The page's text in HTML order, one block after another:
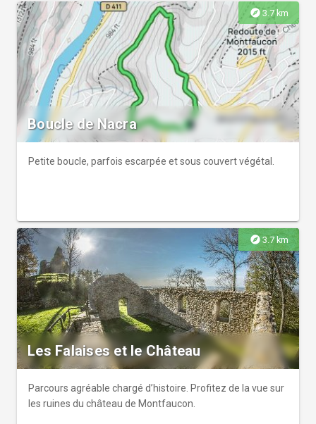
explore 3.7 km
Boucle de Nacra
Petite boucle, parfois escarpée et sous couvert végétal.
explore 3.7 km
Les Falaises et le Château
Parcours agréable chargé d’histoire. Profitez de la vue sur
les ruines du château de Montfaucon.